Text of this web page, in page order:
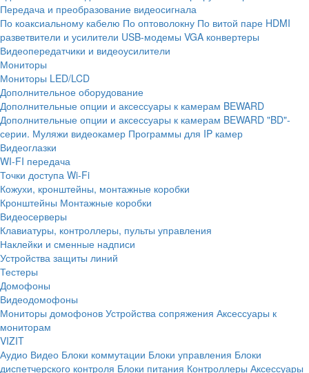
Передача и преобразование видеосигнала
По коаксиальному кабелю По оптоволокну По витой паре HDMI
разветвители и усилители USB-модемы VGA конвертеры
Видеопередатчики и видеоусилители
Мониторы
Мониторы LED/LCD
Дополнительное оборудование
Дополнительные опции и аксессуары к камерам BEWARD
Дополнительные опции и аксессуары к камерам BEWARD "BD"-
серии. Муляжи видеокамер Программы для IP камер
Видеоглазки
WI-FI передача
Точки доступа Wi-Fi
Кожухи, кронштейны, монтажные коробки
Кронштейны Монтажные коробки
Видеосерверы
Клавиатуры, контроллеры, пульты управления
Наклейки и сменные надписи
Устройства защиты линий
Тестеры
Домофоны
Видеодомофоны
Мониторы домофонов Устройства сопряжения Аксессуары к
мониторам
VIZIT
Аудио Видео Блоки коммутации Блоки управления Блоки
диспетчерского контроля Блоки питания Контроллеры Аксессуары